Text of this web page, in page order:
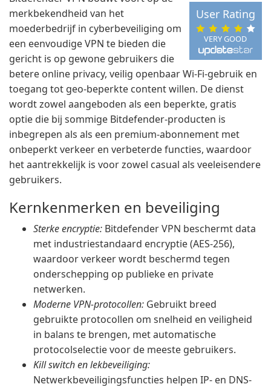
VERY GOOD
User Rating
merkbekendheid van het
moederbedrijf in cyberbeveiliging om
een eenvoudige VPN te bieden die
gericht is op gewone gebruikers die
betere online privacy, veilig openbaar Wi-Fi-gebruik en
toegang tot geo-beperkte content willen. De dienst
wordt zowel aangeboden als een beperkte, gratis
optie die bij sommige Bitdefender-producten is
inbegrepen als als een premium-abonnement met
onbeperkt verkeer en verbeterde functies, waardoor
het aantrekkelijk is voor zowel casual als veeleisendere
gebruikers.
Kernkenmerken en beveiliging
Sterke encryptie: Bitdefender VPN beschermt data
met industriestandaard encryptie (AES-256),
waardoor verkeer wordt beschermd tegen
onderschepping op publieke en private
netwerken.
Moderne VPN-protocollen: Gebruikt breed
gebruikte protocollen om snelheid en veiligheid
in balans te brengen, met automatische
protocolselectie voor de meeste gebruikers.
Kill switch en lekbeveiliging:
Netwerkbeveiligingsfuncties helpen IP- en DNS-